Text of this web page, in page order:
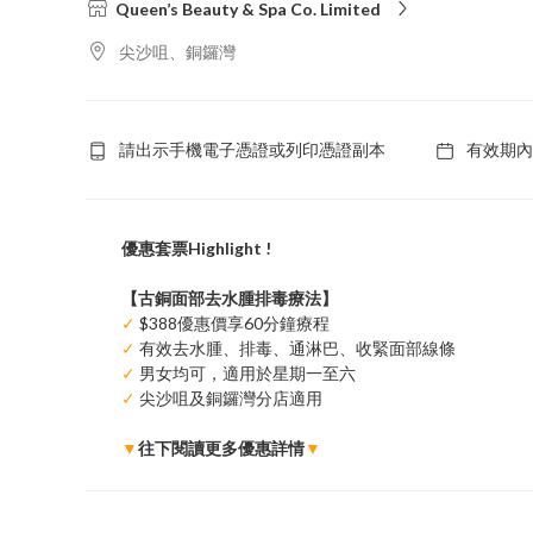
Queen’s Beauty & Spa Co. Limited
尖沙咀、銅鑼灣
請出示手機電子憑證或列印憑證副本 有效期
優惠套票Highlight !
【古銅面部去水腫排毒療法】
✓ $388優惠價享60分鐘療程
✓ 有效去水腫、排毒、通淋巴、收緊面部線條
✓ 男女均可，適用於星期一至六
✓ 尖沙咀及銅鑼灣分店適用
▼往下閱讀更多優惠詳情▼